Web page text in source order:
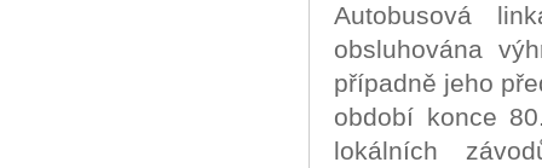
Autobusová
obsluhována
případně jeho
období konce
lokálních